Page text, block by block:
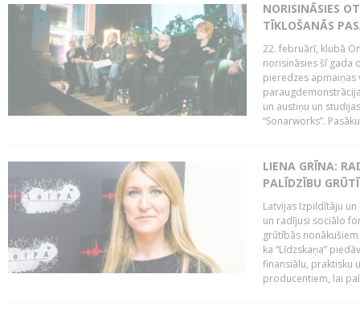
NORISINĀSIES
TĪKLOŠANĀS
22. februārī, klubā
norisināsies šī gada
pieredzes apmaiņas
un austiņu un
“Sonarworks”.
LIENA GRĪNA:
PALĪDZĪBU
Latvijas Izpildītāju
un radījusi sociālo
grūtībās
ka “Līdzskaņa”
finansiālu, praktisku
producentiem, lai